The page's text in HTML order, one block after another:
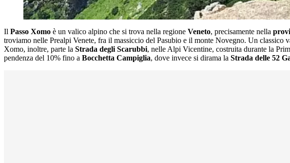
Il Passo Xomo è un valico alpino che si trova nella regione Veneto, precisamente nella
troviamo nelle Prealpi Venete, fra il massiccio del Pasubio e il monte Novegno. Un
Xomo, inoltre, parte la Strada degli Scarubbi, nelle Alpi Vicentine, costruita durante la
pendenza del 10% fino a Bocchetta Campiglia, dove invece si dirama la Strada delle 52